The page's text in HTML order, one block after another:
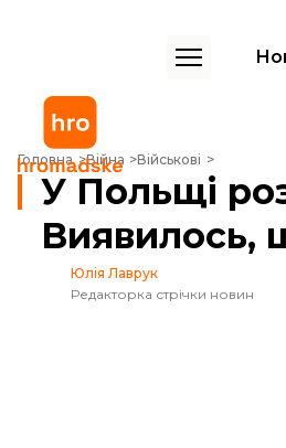
Головна Війна Військові
У Польщі розшукували 18-річного
У Польщі
Виявилось,
Юлія Лаврук
Редакторка стрічки новин